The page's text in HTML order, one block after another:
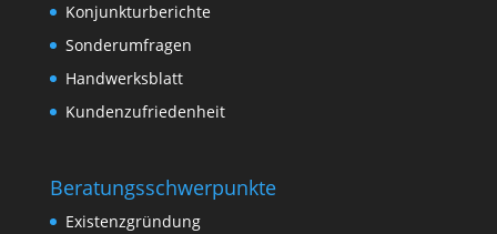
Konjunkturberichte
Sonderumfragen
Handwerksblatt
Kundenzufriedenheit
Beratungsschwerpunkte
Existenzgründung